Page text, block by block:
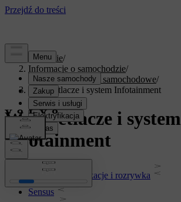
Wsparcie/
Informacje o samochodzie/
Oprogramowanie samochodowe/
Wyświetlacze i system Infotainment
Wyświetlacze i system
Infotainment
Multimedia, aplikacje i rozrywka
Sensus